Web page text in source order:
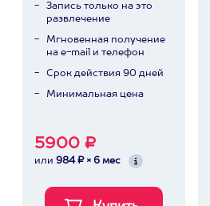
Запись только на это
развлечение
Мгновенная получение
на e-mail и телефон
Срок действия 90 дней
Минимальная цена
5900 ₽
или 984 ₽ × 6 мес